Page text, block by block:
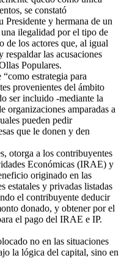
se constató
Presidente y hermana de un
ilegalidad por el tipo de
de los actores que, al igual
las acusaciones
Populares.
estrategia para
provenientes del ámbito
ser incluido -mediante la
organizaciones amparadas a
pueden pedir
que le donen y den
otorga a los contribuyentes
Económicas (IRAE) y
originado en las
estatales y privadas listadas
el contribuyente deducir
donado, y obtener por el
el pago del IRAE e IP.
no en las situaciones
la lógica del capital, sino en